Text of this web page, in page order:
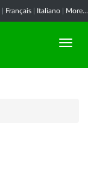
Français Italiano More...